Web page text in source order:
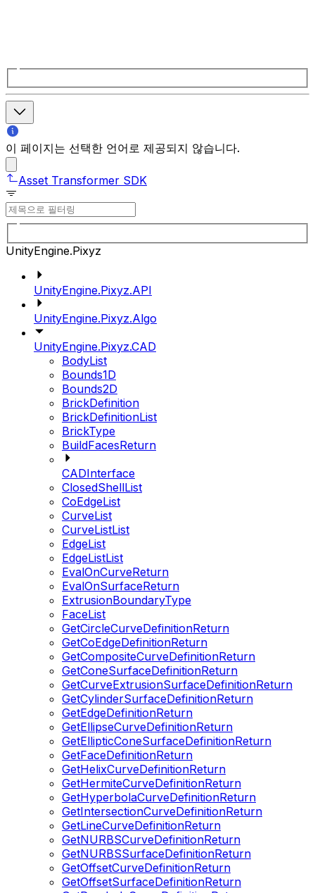
이 페이지는 선택한 언어로 제공되지 않습니다.
Asset Transformer SDK
UnityEngine.Pixyz
UnityEngine.Pixyz.API
UnityEngine.Pixyz.Algo
UnityEngine.Pixyz.CAD
BodyList
Bounds1D
Bounds2D
BrickDefinition
BrickDefinitionList
BrickType
BuildFacesReturn
CADInterface
ClosedShellList
CoEdgeList
CurveList
CurveListList
EdgeList
EdgeListList
EvalOnCurveReturn
EvalOnSurfaceReturn
ExtrusionBoundaryType
FaceList
GetCircleCurveDefinitionReturn
GetCoEdgeDefinitionReturn
GetCompositeCurveDefinitionReturn
GetConeSurfaceDefinitionReturn
GetCurveExtrusionSurfaceDefinitionReturn
GetCylinderSurfaceDefinitionReturn
GetEdgeDefinitionReturn
GetEllipseCurveDefinitionReturn
GetEllipticConeSurfaceDefinitionReturn
GetFaceDefinitionReturn
GetHelixCurveDefinitionReturn
GetHermiteCurveDefinitionReturn
GetHyperbolaCurveDefinitionReturn
GetIntersectionCurveDefinitionReturn
GetLineCurveDefinitionReturn
GetNURBSCurveDefinitionReturn
GetNURBSSurfaceDefinitionReturn
GetOffsetCurveDefinitionReturn
GetOffsetSurfaceDefinitionReturn